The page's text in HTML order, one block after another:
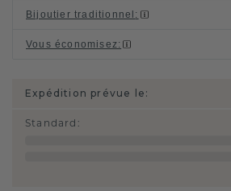
Bijoutier traditionnel :
Vous économisez:
Expédition prévue le:
Standard :